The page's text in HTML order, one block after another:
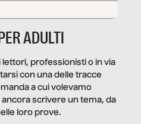
ADULTI
professionisti o in via
con una delle tracce
a cui volevamo
scrivere un tema, da
loro prove.